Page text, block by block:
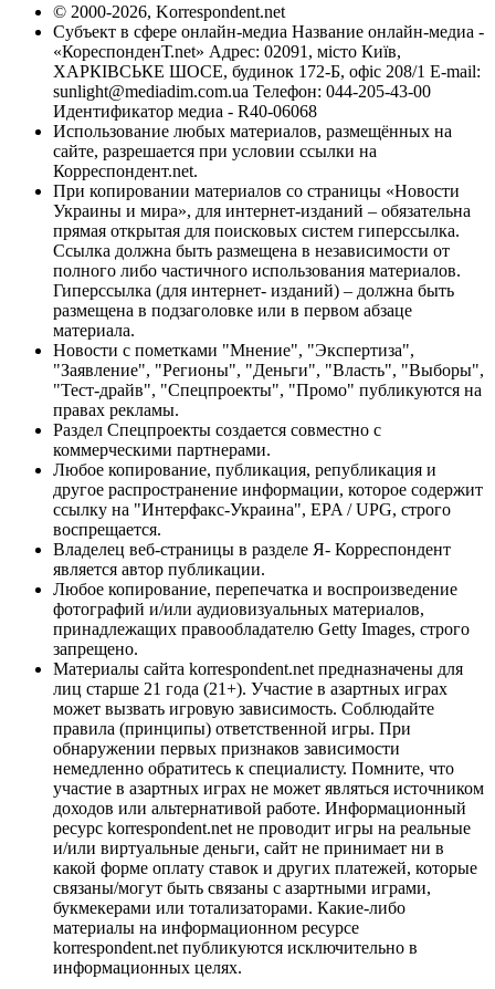
© 2000-2026, Korrespondent.net
Субъект в сфере онлайн-медиа Название онлайн-медиа -
«КореспонденТ.net» Адрес: 02091, місто Київ,
ХАРКІВСЬКЕ ШОСЕ, будинок 172-Б, офіс 208/1 E-mail:
sunlight@mediadim.com.ua Телефон: 044-205-43-00
Идентификатор медиа - R40-06068
Использование любых материалов, размещённых на
сайте, разрешается при условии ссылки на
Корреспондент.net.
При копировании материалов со страницы «Новости
Украины и мира», для интернет-изданий – обязательна
прямая открытая для поисковых систем гиперссылка.
Ссылка должна быть размещена в независимости от
полного либо частичного использования материалов.
Гиперссылка (для интернет- изданий) – должна быть
размещена в подзаголовке или в первом абзаце
материала.
Новости с пометками "Мнение", "Экспертиза",
"Заявление", "Регионы", "Деньги", "Власть", "Выборы",
"Тест-драйв", "Спецпроекты", "Промо" публикуются на
правах рекламы.
Раздел Спецпроекты создается совместно с
коммерческими партнерами.
Любое копирование, публикация, републикация и
другое распространение информации, которое содержит
ссылку на "Интерфакс-Украина", EPA / UPG, строго
воспрещается.
Владелец веб-страницы в разделе Я- Корреспондент
является автор публикации.
Любое копирование, перепечатка и воспроизведение
фотографий и/или аудиовизуальных материалов,
принадлежащих правообладателю Getty Images, строго
запрещено.
Материалы сайта korrespondent.net предназначены для
лиц старше 21 года (21+). Участие в азартных играх
может вызвать игровую зависимость. Соблюдайте
правила (принципы) ответственной игры. При
обнаружении первых признаков зависимости
немедленно обратитесь к специалисту. Помните, что
участие в азартных играх не может являться источником
доходов или альтернативой работе. Информационный
ресурс korrespondent.net не проводит игры на реальные
и/или виртуальные деньги, сайт не принимает ни в
какой форме оплату ставок и других платежей, которые
связаны/могут быть связаны с азартными играми,
букмекерами или тотализаторами. Какие-либо
материалы на информационном ресурсе
korrespondent.net публикуются исключительно в
информационных целях.